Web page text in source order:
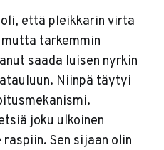
että pleikkarin virta
tarkemmin
saada luisen nyrkin
Niinpä täytyi
joku ulkoinen
Sen sijaan olin